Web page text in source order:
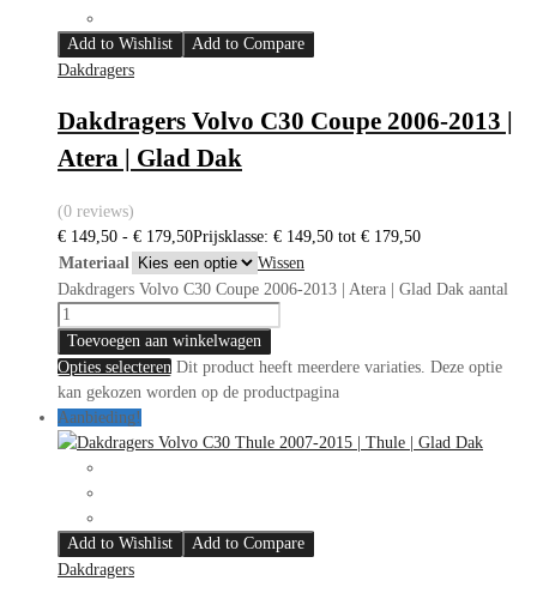
Add to Wishlist
Add to Compare
Dakdragers
Dakdragers Volvo C30 Coupe 2006-2013 |
Atera | Glad Dak
(0 reviews)
€ 149,50 - € 179,50Prijsklasse: € 149,50 tot € 179,50
Materiaal
Wissen
Dakdragers Volvo C30 Coupe 2006-2013 | Atera | Glad Dak aantal
Toevoegen aan winkelwagen
Opties selecteren Dit product heeft meerdere variaties. Deze optie
kan gekozen worden op de productpagina
Aanbieding!
Add to Wishlist
Add to Compare
Dakdragers